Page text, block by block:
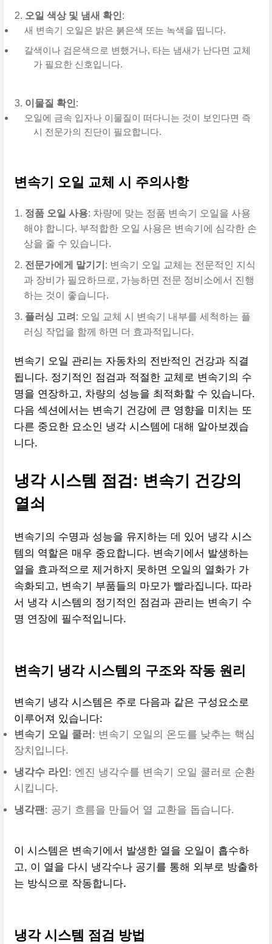
오일 색상 및 냄새 확인:
새 변속기 오일은 밝은 붉은색 또는 녹색을 띱니다.
갈색이나 검은색으로 변했거나, 타는 냄새가 난다면 교체
가 필요한 신호입니다.
이물질 확인:
오일에 금속 입자나 이물질이 떠다니는 것이 보인다면 즉
시 전문가의 진단이 필요합니다.
변속기 오일 교체 시 주의사항
정품 오일 사용: 차량에 맞는 정품 변속기 오일을 사용
해야 합니다. 부적합한 오일 사용은 변속기에 심각한 손
상을 줄 수 있습니다.
전문가에게 맡기기 : 변속기 오일 교체는 전문적인 지식
과 장비가 필요하므로, 가능하면 전문 정비소에서 진행
하는 것이 좋습니다.
플러싱 고려 : 오일 교체 시 변속기 내부를 세척하는 플
러싱 작업을 함께 하면 더 효과적입니다.
변속기 오일 관리는 자동차의 전반적인 건강과 직결
됩니다. 정기적인 점검과 적절한 교체로 변속기의 수
명을 연장하고, 차량의 성능을 최적화할 수 있습니다.
다음 섹션에서는 변속기 건강에 큰 영향을 미치는 또
다른 중요한 요소인 냉각 시스템에 대해 알아보겠습
니다.
냉각 시스템 점검: 변속기 건강의
열쇠
변속기의 수명과 성능을 유지하는 데 있어 냉각 시스
템의 역할은 매우 중요합니다. 변속기에서 발생하는
열을 효과적으로 제거하지 못하면 오일의 열화가 가
속화되고, 변속기 부품들의 마모가 빨라집니다. 따라
서 냉각 시스템의 정기적인 점검과 관리는 변속기 수
명 연장에 필수적입니다.
변속기 냉각 시스템의 구조와 작동 원리
변속기 냉각 시스템은 주로 다음과 같은 구성요소로
이루어져 있습니다:
변속기 오일 쿨러 : 변속기 오일의 온도를 낮추는 핵심
장치입니다.
냉각수 라인: 엔진 냉각수를 변속기 오일 쿨러로 순환
시킵니다.
냉각팬: 공기 흐름을 만들어 열 교환을 돕습니다.
이 시스템은 변속기에서 발생한 열을 오일이 흡수하
고, 이 열을 다시 냉각수나 공기를 통해 외부로 방출하
는 방식으로 작동합니다.
냉각 시스템 점검 방법